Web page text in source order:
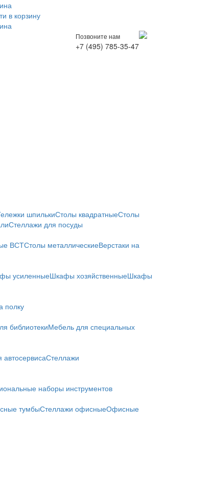
в корзину
Позвоните нам
+7 (495) 785-35-47
шпилькиСтолы квадратныеСтолы
Стеллажи для посуды
ВСТСтолы металлическиеВерстаки на
усиленныеШкафы хозяйственныеШкафы
полку
библиотекиМебель для специальных
автосервисаСтеллажи
наборы инструментов
тумбыСтеллажи офисныеОфисные